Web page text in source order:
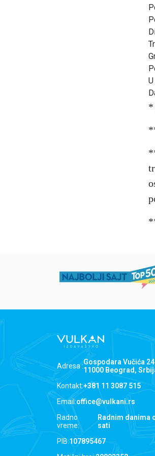
*
Adresa :Gospodara Vučića
11000 Beograd,
Kontakt:+381 11 3087 515
Email:office@vulkani.rs
Radno
vreme:
Radnim danima
sati
PIB:107895467